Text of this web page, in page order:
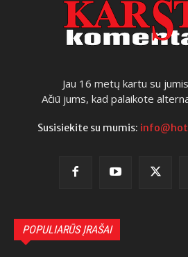
Jau 16 metų kartu su
Ačiū jums, kad palaikote
Susisiekite su mumis:
POPULIARŪS ĮRAŠAI